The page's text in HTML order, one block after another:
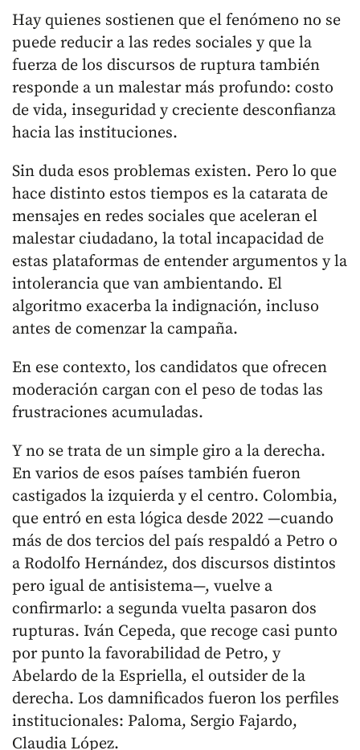
Hay quienes sostienen que el fenómeno no se
puede reducir a las redes sociales y que la
fuerza de los discursos de ruptura también
responde a un malestar más profundo: costo
de vida, inseguridad y creciente desconfianza
hacia las instituciones.
Sin duda esos problemas existen. Pero lo que
hace distinto estos tiempos es la catarata de
mensajes en redes sociales que aceleran el
malestar ciudadano, la total incapacidad de
estas plataformas de entender argumentos y la
intolerancia que van ambientando. El
algoritmo exacerba la indignación, incluso
antes de comenzar la campaña.
En ese contexto, los candidatos que ofrecen
moderación cargan con el peso de todas las
frustraciones acumuladas.
Y no se trata de un simple giro a la derecha.
En varios de esos países también fueron
castigados la izquierda y el centro. Colombia,
que entró en esta lógica desde 2022 —cuando
más de dos tercios del país respaldó a Petro o
a Rodolfo Hernández, dos discursos distintos
pero igual de antisistema—, vuelve a
confirmarlo: a segunda vuelta pasaron dos
rupturas. Iván Cepeda, que recoge casi punto
por punto la favorabilidad de Petro, y
Abelardo de la Espriella, el outsider de la
derecha. Los damnificados fueron los perfiles
institucionales: Paloma, Sergio Fajardo,
Claudia López.